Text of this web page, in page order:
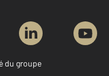
du groupe